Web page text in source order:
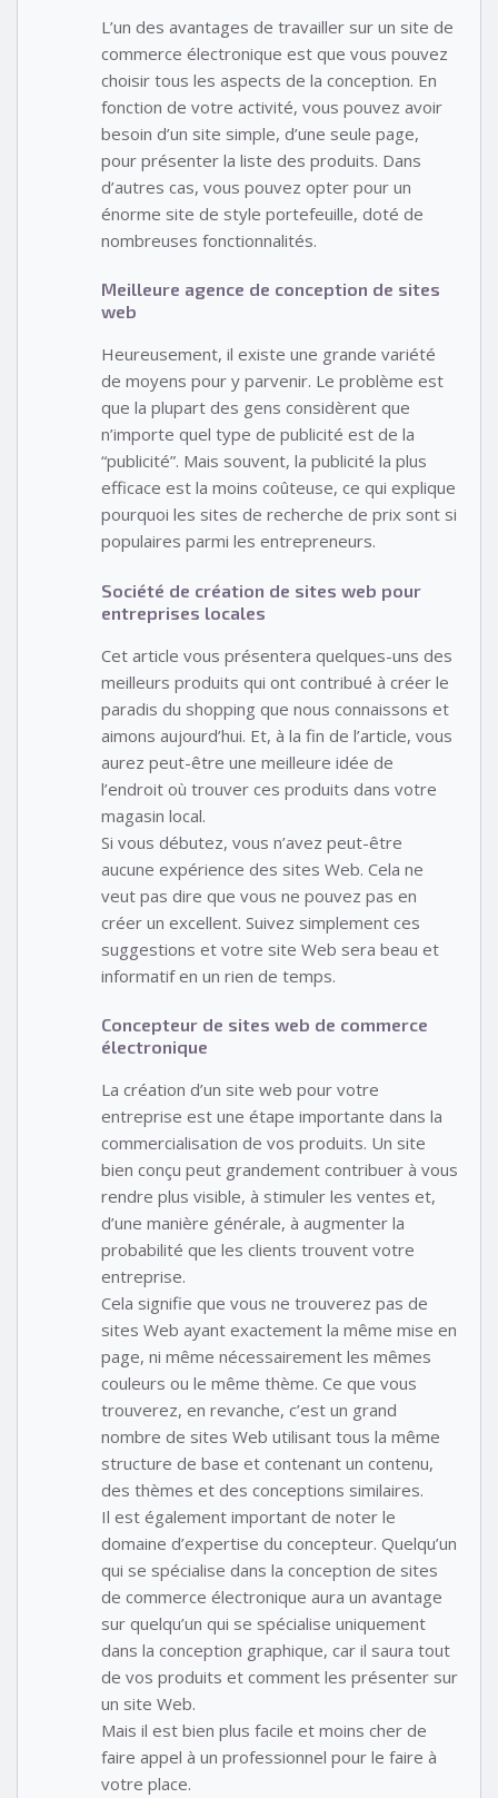
L’un des avantages de travailler sur un site de
commerce électronique est que vous pouvez
choisir tous les aspects de la conception. En
fonction de votre activité, vous pouvez avoir
besoin d’un site simple, d’une seule page,
pour présenter la liste des produits. Dans
d’autres cas, vous pouvez opter pour un
énorme site de style portefeuille, doté de
nombreuses fonctionnalités.
Meilleure agence de conception de sites
web
Heureusement, il existe une grande variété
de moyens pour y parvenir. Le problème est
que la plupart des gens considèrent que
n’importe quel type de publicité est de la
“publicité”. Mais souvent, la publicité la plus
efficace est la moins coûteuse, ce qui explique
pourquoi les sites de recherche de prix sont si
populaires parmi les entrepreneurs.
Société de création de sites web pour
entreprises locales
Cet article vous présentera quelques-uns des
meilleurs produits qui ont contribué à créer le
paradis du shopping que nous connaissons et
aimons aujourd’hui. Et, à la fin de l’article, vous
aurez peut-être une meilleure idée de
l’endroit où trouver ces produits dans votre
magasin local.
Si vous débutez, vous n’avez peut-être
aucune expérience des sites Web. Cela ne
veut pas dire que vous ne pouvez pas en
créer un excellent. Suivez simplement ces
suggestions et votre site Web sera beau et
informatif en un rien de temps.
Concepteur de sites web de commerce
électronique
La création d’un site web pour votre
entreprise est une étape importante dans la
commercialisation de vos produits. Un site
bien conçu peut grandement contribuer à vous
rendre plus visible, à stimuler les ventes et,
d’une manière générale, à augmenter la
probabilité que les clients trouvent votre
entreprise.
Cela signifie que vous ne trouverez pas de
sites Web ayant exactement la même mise en
page, ni même nécessairement les mêmes
couleurs ou le même thème. Ce que vous
trouverez, en revanche, c’est un grand
nombre de sites Web utilisant tous la même
structure de base et contenant un contenu,
des thèmes et des conceptions similaires.
Il est également important de noter le
domaine d’expertise du concepteur. Quelqu’un
qui se spécialise dans la conception de sites
de commerce électronique aura un avantage
sur quelqu’un qui se spécialise uniquement
dans la conception graphique, car il saura tout
de vos produits et comment les présenter sur
un site Web.
Mais il est bien plus facile et moins cher de
faire appel à un professionnel pour le faire à
votre place.